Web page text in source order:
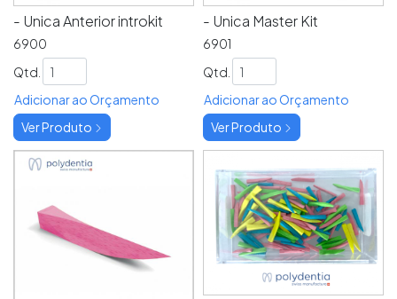
- Unica Anterior introkit
6900
Qtd.
Adicionar ao Orçamento
Ver Produto
- Unica Master Kit
6901
Qtd.
Adicionar ao Orçamento
Ver Produto